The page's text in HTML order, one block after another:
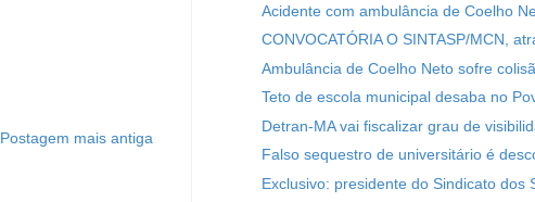
Postagem mais antiga
Acidente com ambulância de Coelho
CONVOCATÓRIA O SINTASP/MCN,
Ambulância de Coelho Neto sofre
Teto de escola municipal desaba no
Detran-MA vai fiscalizar grau de
Falso sequestro de universitário é
Exclusivo: presidente do Sindicato dos